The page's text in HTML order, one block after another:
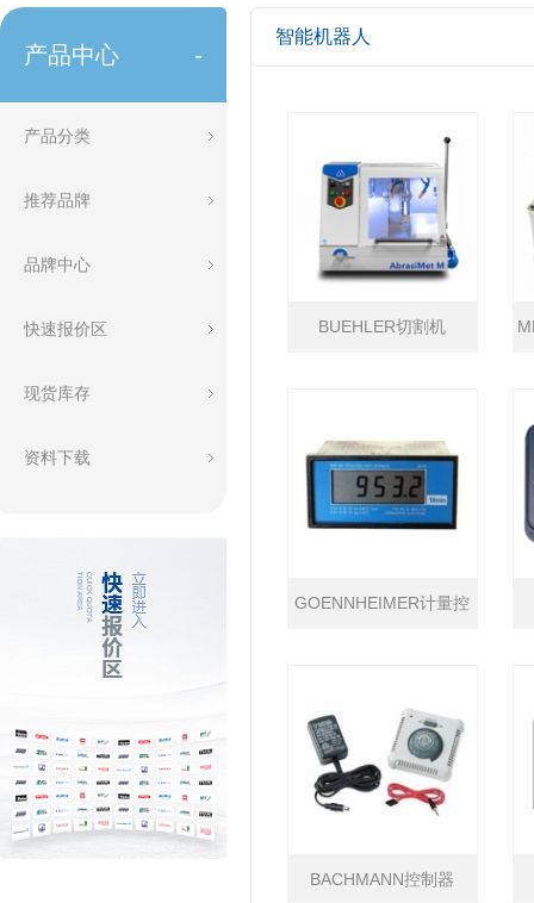
产品中心 -
产品分类
推荐品牌
品牌中心
快速报价区
现货库存
资料下载
智能机器人
BUEHLER切割机
GOENNHEIMER计量控
BACHMANN控制器